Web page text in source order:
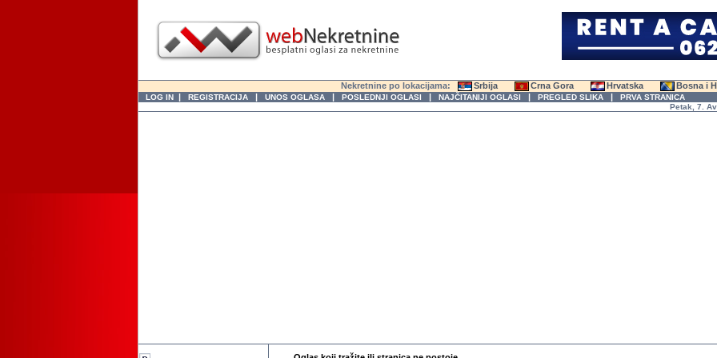
Nekretnine po lokacijama: Srbija Crna Gora Hrvatska Bosna i
LOG IN | REGISTRACIJA | UNOS OGLASA | POSLEDNJI OGLASI | NAJČITANIJI OGLASI | PREGLED SLIKA | PRVA STRANICA
Petak, 7.